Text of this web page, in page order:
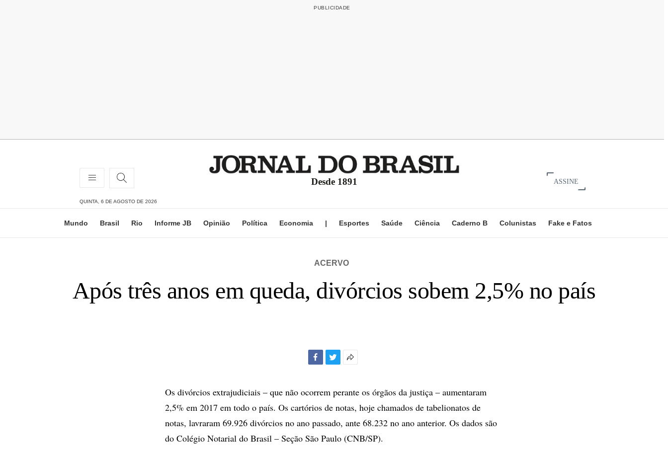
Desde 1891 ASSINE
QUINTA, 6 DE AGOSTO DE 2026
Mundo Brasil Rio Informe JB Opinião Política Economia | Esportes Saúde Ciência Caderno B Colunistas Fake e Fatos
ACERVO
Após três anos em queda, divórcios sobem 2,5% no país
compartilhamento
Os divórcios extrajudiciais – que não ocorrem perante os órgãos da justiça – aumentaram
2,5% em 2017 em todo o país. Os cartórios de notas, hoje chamados de tabelionatos de
notas, lavraram 69.926 divórcios no ano passado, ante 68.232 no ano anterior. Os dados são
do Colégio Notarial do Brasil – Seção São Paulo (CNB/SP).